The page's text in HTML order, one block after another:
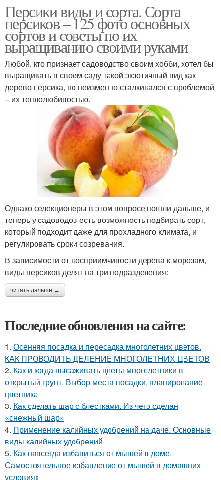
Персики виды и сорта. Сорта
персиков – 125 фото основных
сортов и советы по их
выращиванию своими руками
Любой, кто признает садоводство своим хобби, хотел бы
выращивать в своем саду такой экзотичный вид как
дерево персика, но неизменно сталкивался с проблемой
– их теплолюбивостью.
Однако селекционеры в этом вопросе пошли дальше, и
теперь у садоводов есть возможность подбирать сорт,
который подходит даже для прохладного климата, и
регулировать сроки созревания.
В зависимости от восприимчивости дерева к морозам,
виды персиков делят на три подразделения:
читать дальше →
Последние обновления на сайте:
1. Осенняя посадка и пересадка многолетних цветов.
КАК ПРОВОДИТЬ ДЕЛЕНИЕ МНОГОЛЕТНИХ ЦВЕТОВ
2. Как и когда высаживать цветы многолетники в
открытый грунт. Выбор места посадки, планирование
цветника
3. Как сделать шар с блестками. Из чего сделан
«снежный шар»
4. Применение калийных удобрений на даче. Основные
виды калийных удобрений
5. Как навсегда избавиться от мышей в доме.
Самостоятельное избавление от мышей в домашних
условиях